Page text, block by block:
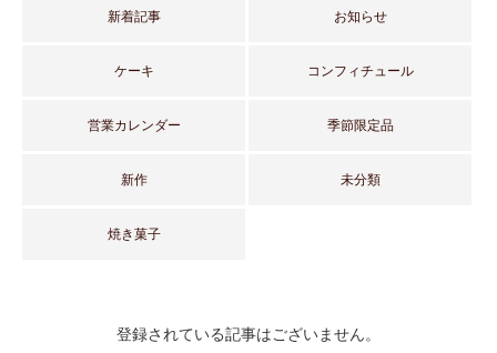
新着記事 お知らせ
ケーキ コンフィチュール
営業カレンダー 季節限定品
新作 未分類
焼き菓子
登録されている記事はございません。